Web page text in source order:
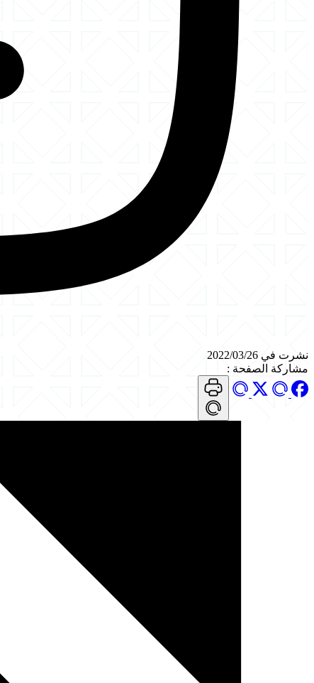
نشرت في 2022/03/26
مشاركة الصفحة :